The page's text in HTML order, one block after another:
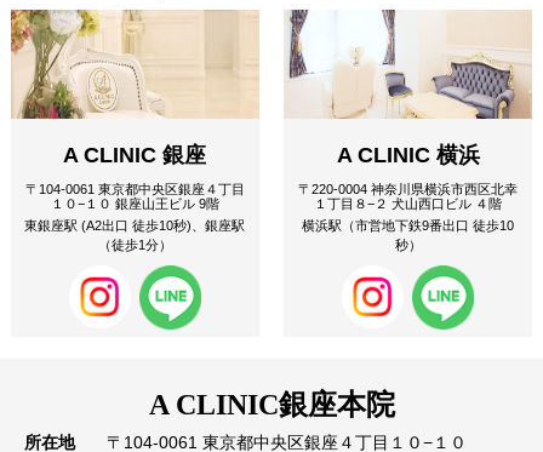
A CLINIC 銀座
〒104-0061 東京都中央区銀座４丁目
１０−１０ 銀座山王ビル 9階
東銀座駅 (A2出口 徒歩10秒)、銀座駅
（徒歩1分）
A CLINIC 横浜
〒220-0004 神奈川県横浜市西区北幸
１丁目８−２ 犬山西口ビル ４階
横浜駅（市営地下鉄9番出口 徒歩10
秒）
A CLINIC銀座本院
所在地
〒104-0061 東京都中央区銀座４丁目１０−１０